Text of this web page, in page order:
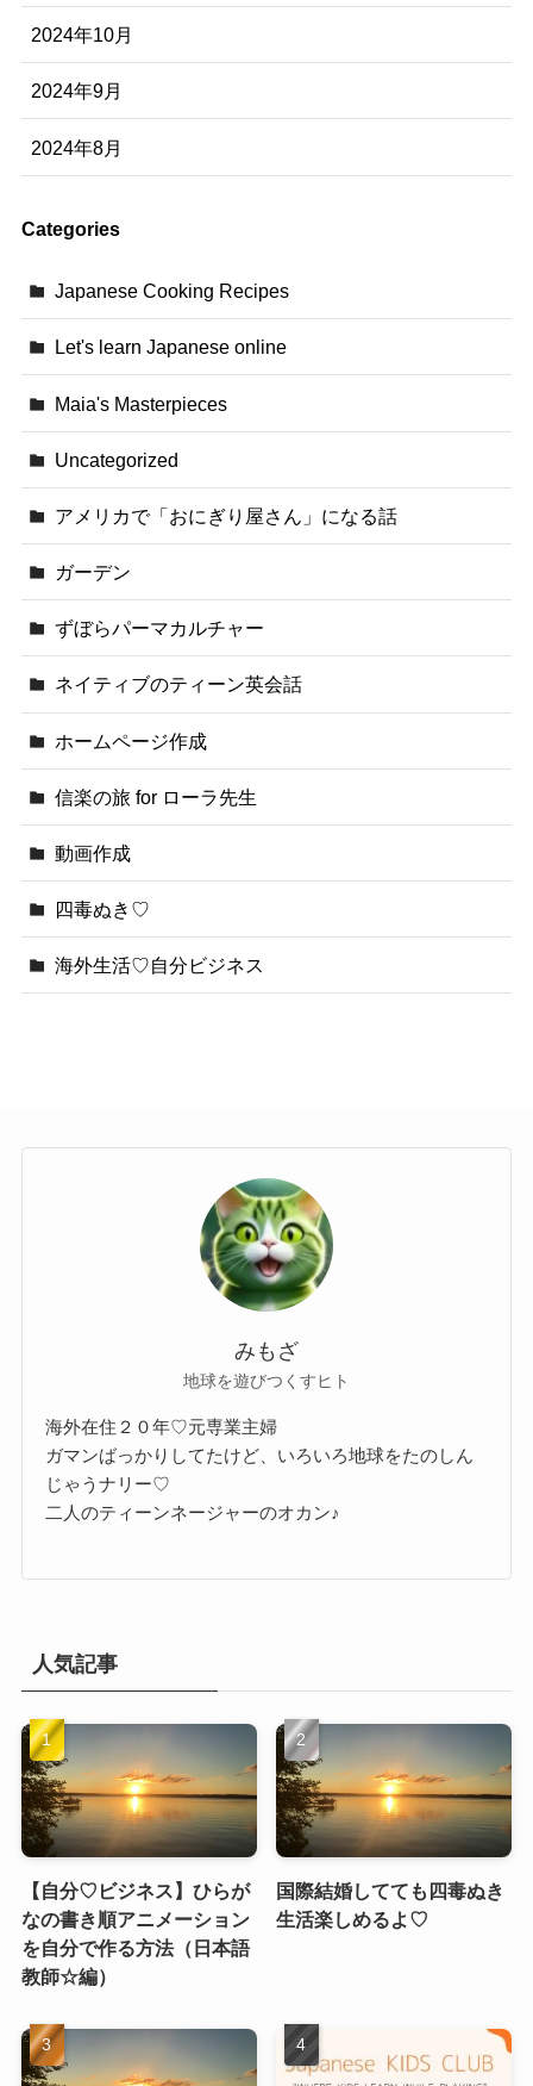
2024年10月
2024年9月
2024年8月
Categories
Japanese Cooking Recipes
Let's learn Japanese online
Maia's Masterpieces
Uncategorized
アメリカで「おにぎり屋さん」になる話
ガーデン
ずぼらパーマカルチャー
ネイティブのティーン英会話
ホームページ作成
信楽の旅 for ローラ先生
動画作成
四毒ぬき♡
海外生活♡自分ビジネス
みもざ
地球を遊びつくすヒト
海外在住２０年♡元専業主婦
ガマンばっかりしてたけど、いろいろ地球をたのしん
じゃうナリー♡
二人のティーンネージャーのオカン♪
人気記事
【自分♡ビジネス】ひらが
なの書き順アニメーション
を自分で作る方法（日本語
教師☆編）
国際結婚してても四毒ぬき
生活楽しめるよ♡